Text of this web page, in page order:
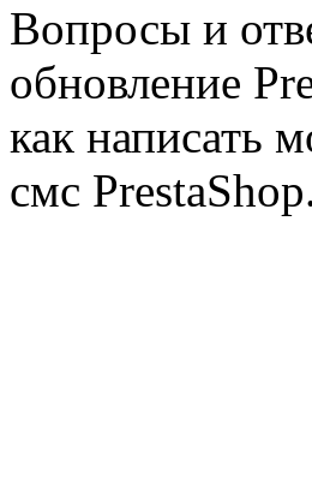
Вопросы и
обновление
как написать
смс